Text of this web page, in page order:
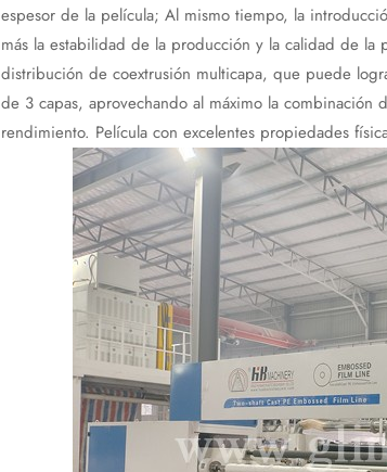
espesor de la película; Al mismo tiempo, la
más la estabilidad de la producción y la calidad de la
distribución de coextrusión multicapa, que puede
de 3 capas, aprovechando al máximo la
rendimiento. Película con excelentes propiedades